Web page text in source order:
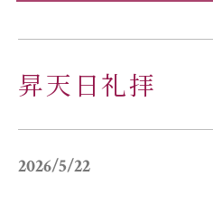
小学校だより
昇天日礼拝
2026/5/22